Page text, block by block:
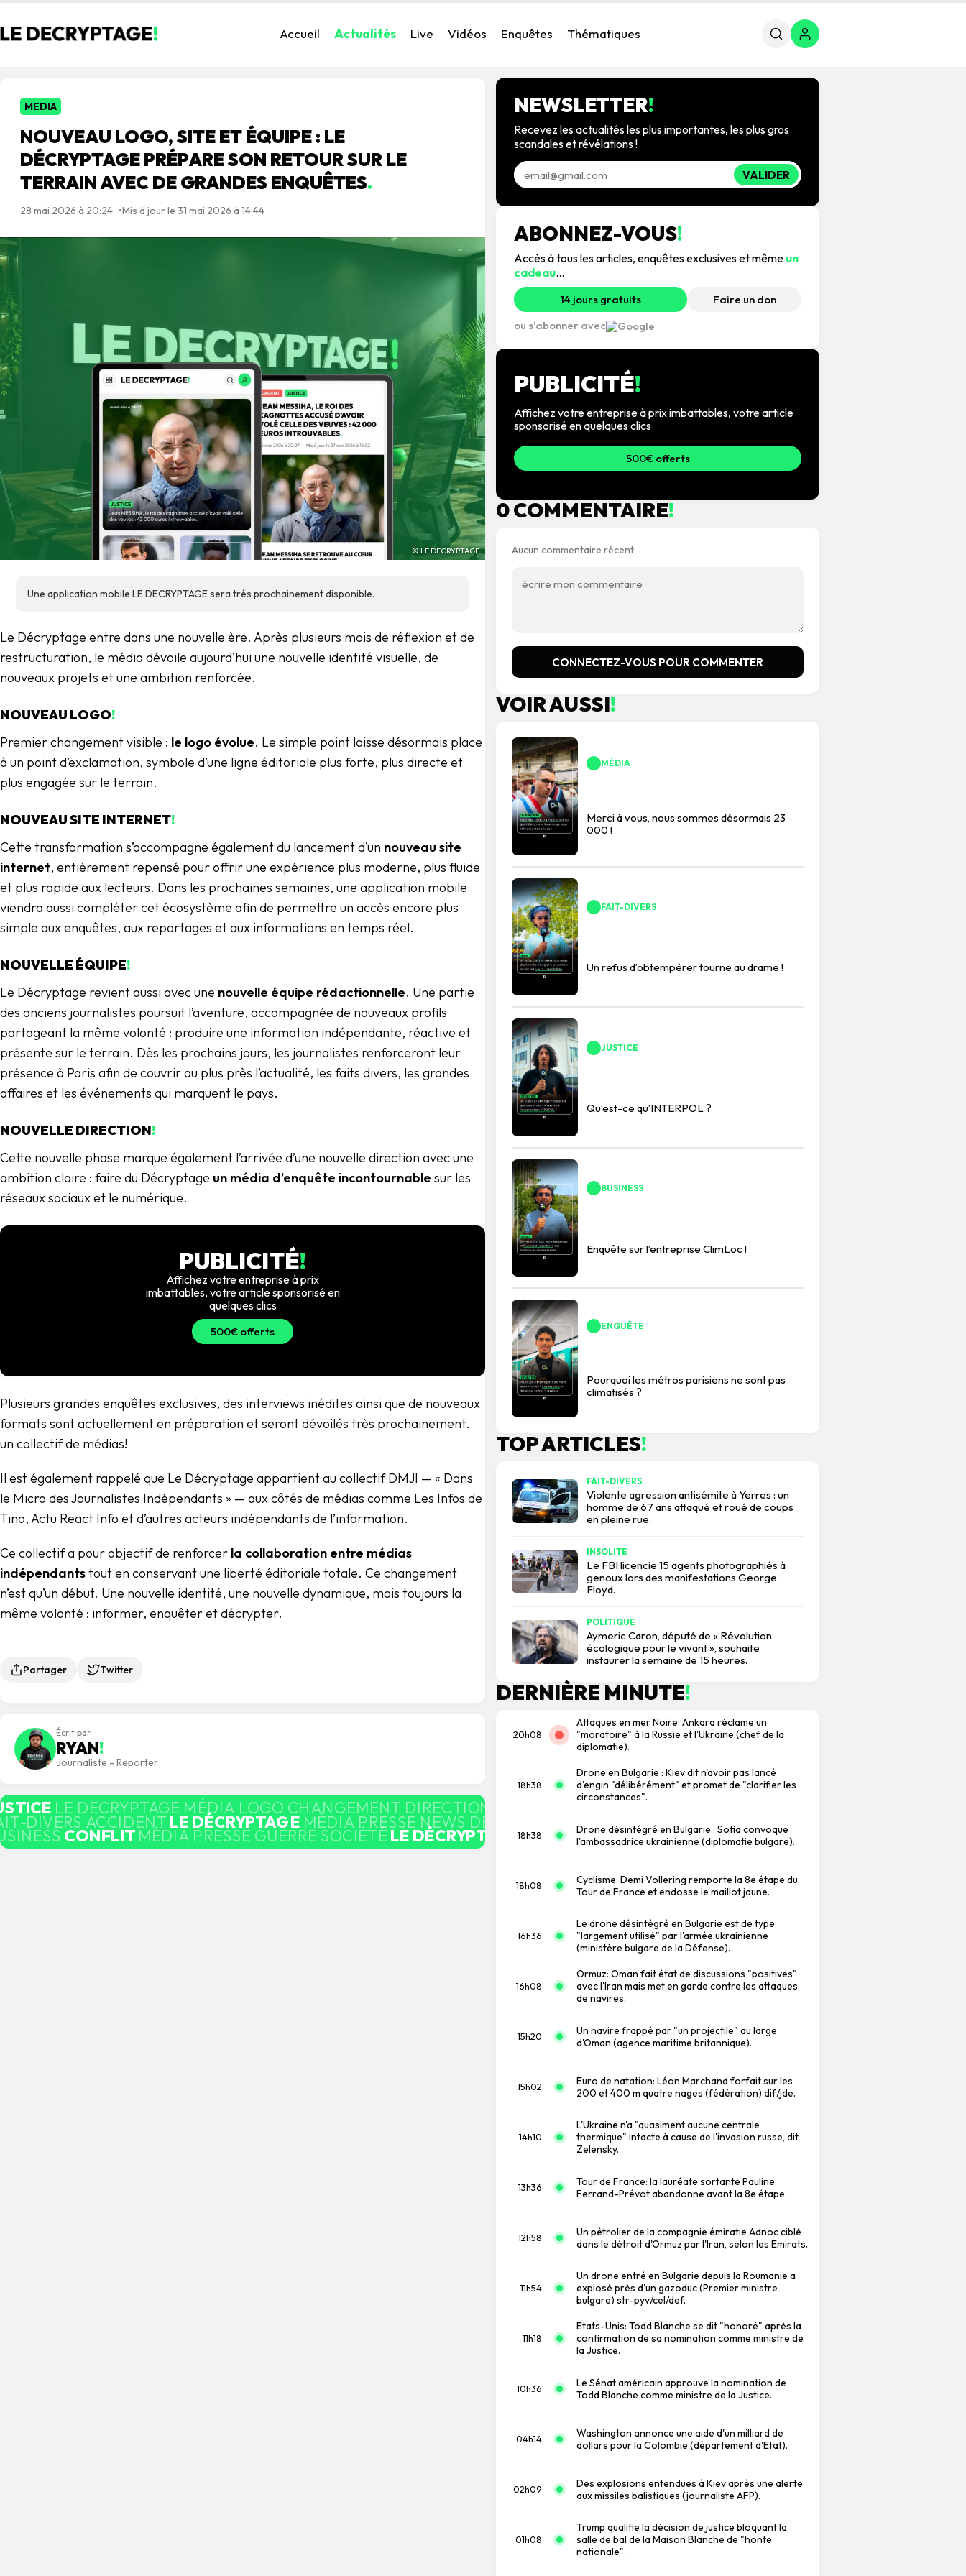
Accueil Actualités Live Vidéos Enquêtes Thématiques
MEDIA
NOUVEAU LOGO, SITE ET ÉQUIPE : LE
DÉCRYPTAGE PRÉPARE SON RETOUR SUR LE
TERRAIN AVEC DE GRANDES ENQUÊTES.
28 mai 2026 à 20:24 Mis à jour le 31 mai 2026 à 14:44
© LE DECRYPTAGE
Une application mobile LE DECRYPTAGE sera très prochainement disponible.
Le Décryptage entre dans une nouvelle ère. Après plusieurs mois de réflexion et de
restructuration, le média dévoile aujourd’hui une nouvelle identité visuelle, de
nouveaux projets et une ambition renforcée.
NOUVEAU LOGO!
Premier changement visible : le logo évolue. Le simple point laisse désormais place
à un point d’exclamation, symbole d’une ligne éditoriale plus forte, plus directe et
plus engagée sur le terrain.
NOUVEAU SITE INTERNET!
Cette transformation s’accompagne également du lancement d’un nouveau site
internet, entièrement repensé pour offrir une expérience plus moderne, plus fluide
et plus rapide aux lecteurs. Dans les prochaines semaines, une application mobile
viendra aussi compléter cet écosystème afin de permettre un accès encore plus
simple aux enquêtes, aux reportages et aux informations en temps réel.
NOUVELLE ÉQUIPE!
Le Décryptage revient aussi avec une nouvelle équipe rédactionnelle. Une partie
des anciens journalistes poursuit l’aventure, accompagnée de nouveaux profils
partageant la même volonté : produire une information indépendante, réactive et
présente sur le terrain. Dès les prochains jours, les journalistes renforceront leur
présence à Paris afin de couvrir au plus près l’actualité, les faits divers, les grandes
affaires et les événements qui marquent le pays.
NOUVELLE DIRECTION!
Cette nouvelle phase marque également l’arrivée d’une nouvelle direction avec une
ambition claire : faire du Décryptage un média d’enquête incontournable sur les
réseaux sociaux et le numérique.
PUBLICITÉ!
Affichez votre entreprise à prix
imbattables, votre article sponsorisé en
quelques clics
500€ offerts
Plusieurs grandes enquêtes exclusives, des interviews inédites ainsi que de nouveaux
formats sont actuellement en préparation et seront dévoilés très prochainement.
un collectif de médias!
Il est également rappelé que Le Décryptage appartient au collectif DMJI — « Dans
le Micro des Journalistes Indépendants » — aux côtés de médias comme Les Infos de
Tino, Actu React Info et d’autres acteurs indépendants de l’information.
Ce collectif a pour objectif de renforcer la collaboration entre médias
indépendantstout en conservant une liberté éditoriale totale. Ce changement
n’est qu’un début. Une nouvelle identité, une nouvelle dynamique, mais toujours la
même volonté : informer, enquêter et décrypter.
Partager Twitter
Écrit par
RYAN!
Journaliste - Reporter
LE DECRYPTAGE MÉDIA LOGO CHANGEMENT DIRECTION ÉQUIPE
DIVERS ACCIDENT LE DÉCRYPTAGE MÉDIA PRESSE NEWS DÉCRYPTAGE BUSINESS ÉCONOMIE
CONFLIT MÉDIA PRESSE GUERRE SOCIÉTÉ LE DÉCRYPTAGELE DECRYPTAGE MÉDIA LOGO CHANGEMENT DIRECTION
NEWSLETTER!
Recevez les actualités les plus importantes, les plus gros
scandales et révélations !
VALIDER
ABONNEZ-VOUS!
Accès à tous les articles, enquêtes exclusives et même un
cadeau...
14 jours gratuits
Faire un don
ou s'abonner avec
PUBLICITÉ!
Affichez votre entreprise à prix imbattables, votre article
sponsorisé en quelques clics
500€ offerts
0 COMMENTAIRE!
Aucun commentaire récent
CONNECTEZ-VOUS POUR COMMENTER
VOIR AUSSI!
MÉDIA
Merci à vous, nous sommes désormais 23
000 !
FAIT-DIVERS
Un refus d’obtempérer tourne au drame !
JUSTICE
Qu’est-ce qu’INTERPOL ?
BUSINESS
Enquête sur l’entreprise ClimLoc !
ENQUÊTE
Pourquoi les métros parisiens ne sont pas
climatisés ?
TOP ARTICLES!
FAIT-DIVERS
Violente agression antisémite à Yerres : un
homme de 67 ans attaqué et roué de coups
en pleine rue.
INSOLITE
Le FBI licencie 15 agents photographiés à
genoux lors des manifestations George
Floyd.
POLITIQUE
Aymeric Caron, député de « Révolution
écologique pour le vivant », souhaite
instaurer la semaine de 15 heures.
DERNIÈRE MINUTE!
20h08
Attaques en mer Noire: Ankara réclame un
"moratoire" à la Russie et l'Ukraine (chef de la
diplomatie).
18h38
Drone en Bulgarie : Kiev dit n'avoir pas lancé
d'engin "délibérément" et promet de "clarifier les
circonstances".
18h38
Drone désintégré en Bulgarie : Sofia convoque
l'ambassadrice ukrainienne (diplomatie bulgare).
18h08
Cyclisme: Demi Vollering remporte la 8e étape du
Tour de France et endosse le maillot jaune.
16h36
Le drone désintégré en Bulgarie est de type
"largement utilisé" par l'armée ukrainienne
(ministère bulgare de la Défense).
16h08
Ormuz: Oman fait état de discussions "positives"
avec l'Iran mais met en garde contre les attaques
de navires.
15h20
Un navire frappé par "un projectile" au large
d'Oman (agence maritime britannique).
15h02
Euro de natation: Léon Marchand forfait sur les
200 et 400 m quatre nages (fédération) dif/jde.
14h10
L'Ukraine n'a "quasiment aucune centrale
thermique" intacte à cause de l'invasion russe, dit
Zelensky.
13h36
Tour de France: la lauréate sortante Pauline
Ferrand-Prévot abandonne avant la 8e étape.
12h58
Un pétrolier de la compagnie émiratie Adnoc ciblé
dans le détroit d'Ormuz par l'Iran, selon les Emirats.
11h54
Un drone entré en Bulgarie depuis la Roumanie a
explosé près d'un gazoduc (Premier ministre
bulgare) str-pyv/cel/def.
11h18
Etats-Unis: Todd Blanche se dit "honoré" après la
confirmation de sa nomination comme ministre de
la Justice.
10h36
Le Sénat américain approuve la nomination de
Todd Blanche comme ministre de la Justice.
04h14
Washington annonce une aide d'un milliard de
dollars pour la Colombie (département d'Etat).
02h09
Des explosions entendues à Kiev après une alerte
aux missiles balistiques (journaliste AFP).
01h08
Trump qualifie la décision de justice bloquant la
salle de bal de la Maison Blanche de "honte
nationale".